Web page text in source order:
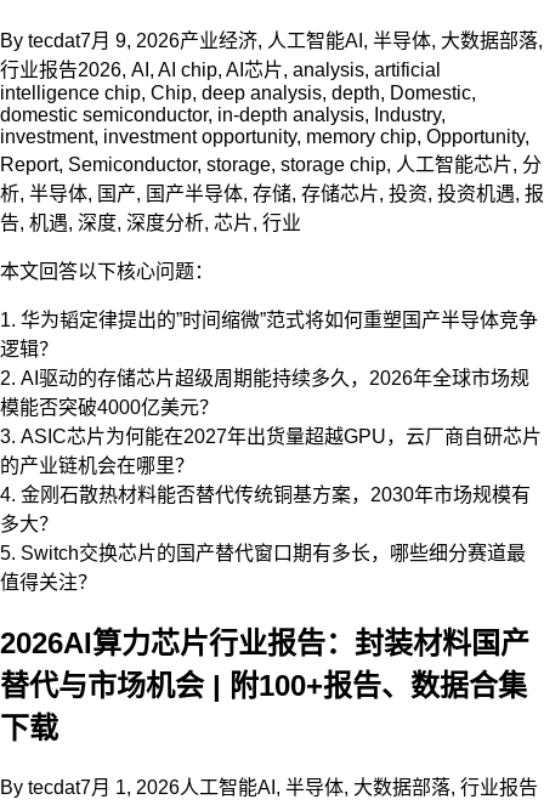
By tecdat7月 9, 2026产业经济, 人工智能AI , 半导体, 大数据部落,
行业报告2026, AI , AI chip, AI芯片, analysis, artificial
intelligence chip, Chip, deep analysis, depth, Domestic,
domestic semiconductor, in-depth analysis, Industry,
investment, investment opportunity, memory chip, Opportunity,
Report, Semiconductor, storage, storage chip, 人工智能芯片, 分
析, 半导体, 国产, 国产半导体, 存储, 存储芯片, 投资, 投资机遇, 报
告, 机遇, 深度, 深度分析, 芯片, 行业
本文回答以下核心问题：
1. 华为韬定律提出的”时间缩微”范式将如何重塑国产半导体竞争
逻辑？
2. AI驱动的存储芯片超级周期能持续多久，2026年全球市场规
模能否突破4000亿美元？
3. ASIC芯片为何能在2027年出货量超越GPU，云厂商自研芯片
的产业链机会在哪里？
4. 金刚石散热材料能否替代传统铜基方案，2030年市场规模有
多大？
5. Switch交换芯片的国产替代窗口期有多长，哪些细分赛道最
值得关注？
2026AI算力芯片行业报告：封装材料国产
替代与市场机会 | 附100+报告、数据合集
下载
By tecdat7月 1, 2026人工智能AI , 半导体, 大数据部落, 行业报告